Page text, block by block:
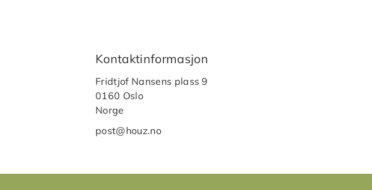
Kontaktinformasjon
Fridtjof Nansens plass 9
0160 Oslo
Norge
post@houz.no